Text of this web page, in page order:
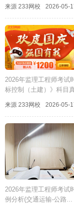
来源 233网校 2026-05-
2026年监理工程师考试
标控制（土建）》科目
来源 233网校 2026-05-
2026年监理工程师考试
例分析(交通运输-公路...